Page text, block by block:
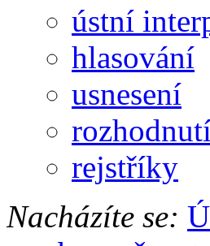
ústní
hlasování
usnesení
rejstříky
Nacházíte se: